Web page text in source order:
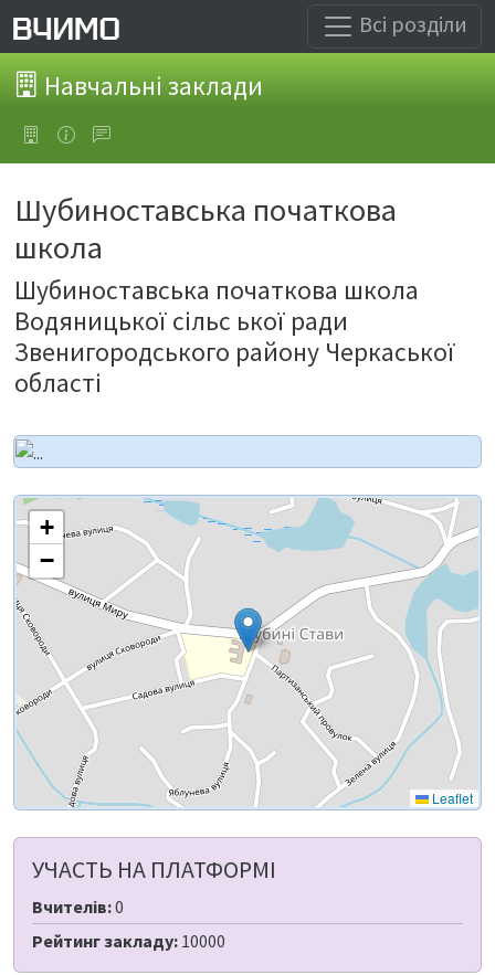
Всі розділи
Навчальні заклади
Шубиноставська початкова
школа
Шубиноставська початкова школа
Водяницької сільс ької ради
Звенигородського району Черкаської
області
+
−
Leaflet
УЧАСТЬ НА ПЛАТФОРМІ
Вчителів:0
Рейтинг закладу: 10000